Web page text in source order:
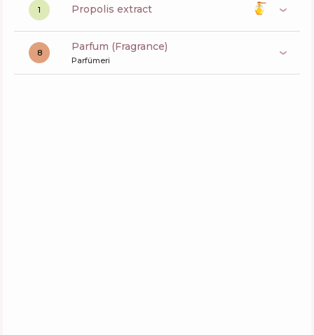
1 propolis extract
8 Parfum (Fragrance)
Parfümeri